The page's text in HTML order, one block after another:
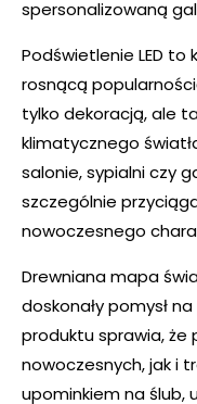
spersonalizowaną
Podświetlenie LED to
rosnącą
tylko dekoracją, ale
klimatycznego
salonie, sypialni czy
szczególnie
nowoczesnego
Drewniana mapa
doskonały pomysł
produktu sprawia, że
nowoczesnych, jak i
upominkiem na ślub,